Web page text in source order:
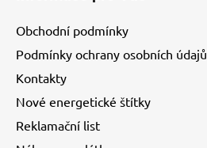
Obchodní podmínky
Podmínky ochrany osobních údajů
Kontakty
Nové energetické štítky
Reklamační list